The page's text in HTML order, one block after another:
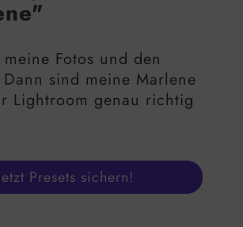
Fotos und den
sind meine Marlene
Lightroom genau richtig
Presets sichern!